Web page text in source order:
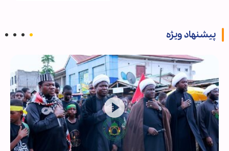
پیشنهاد ویژه